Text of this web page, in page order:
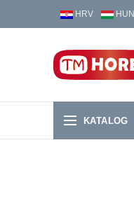
HRV HUN
KATALOG